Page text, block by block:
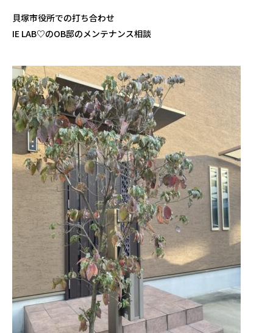
貝塚市役所での打ち合わせ
IE LAB♡のOB邸のメンテナンス相談